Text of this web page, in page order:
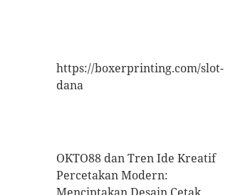
https://boxerprinting.com/slot-
dana
OKTO88 dan Tren Ide Kreatif
Percetakan Modern: